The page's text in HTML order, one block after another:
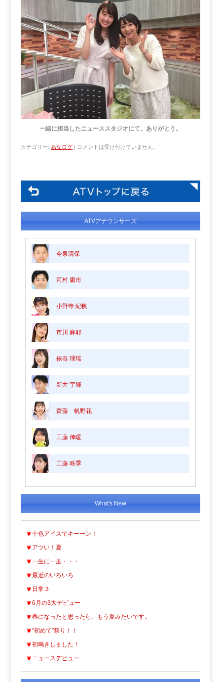
一緒に担当したニューススタジオにて。ありがとう。
カテゴリー: あなログ | コメントは受け付けていません。
ATVアナウンサーズ
今泉清保
河村 庸市
小野寺 紀帆
市川 麻耶
俵谷 理瑶
新井 宇輝
齋藤 帆野花
工藤 倖暖
工藤 咲季
What's New
十色アイスでキーーン！
アツい！夏
一生に一度・・・
最近のいろいろ
日常３
6月の3大デビュー
春になったと思ったら、もう夏みたいです。
“初めて”祭り！！
初鳴きしました！
ニュースデビュー